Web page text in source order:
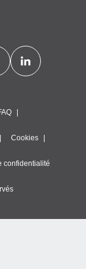
Cookies
confidentialité